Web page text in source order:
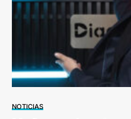
NOTICIAS